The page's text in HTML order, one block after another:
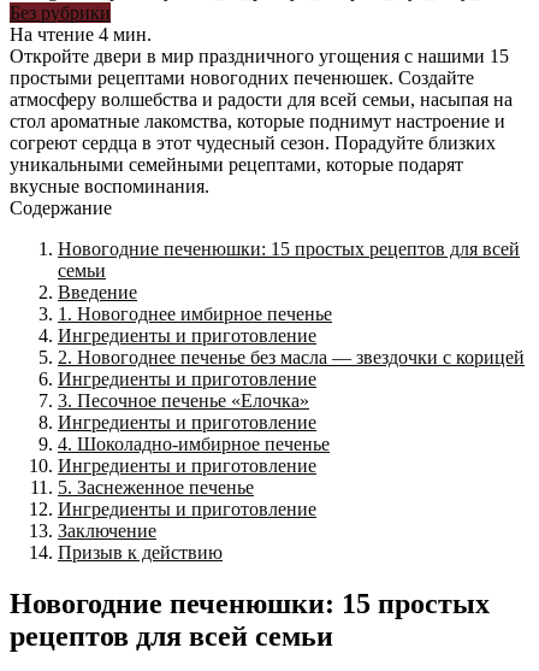
Без рубрики
На чтение 4 мин.
Откройте двери в мир праздничного угощения с нашими 15
простыми рецептами новогодних печенюшек. Создайте
атмосферу волшебства и радости для всей семьи, насыпая на
стол ароматные лакомства, которые поднимут настроение и
согреют сердца в этот чудесный сезон. Порадуйте близких
уникальными семейными рецептами, которые подарят
вкусные воспоминания.
Содержание
Новогодние печенюшки: 15 простых рецептов для всей
семьи
Введение
1. Новогоднее имбирное печенье
Ингредиенты и приготовление
2. Новогоднее печенье без масла — звездочки с корицей
Ингредиенты и приготовление
3. Песочное печенье «Елочка»
Ингредиенты и приготовление
4. Шоколадно-имбирное печенье
Ингредиенты и приготовление
5. Заснеженное печенье
Ингредиенты и приготовление
Заключение
Призыв к действию
Новогодние печенюшки: 15 простых
рецептов для всей семьи